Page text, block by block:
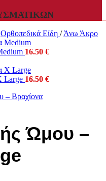
Ορθοπεδικά Είδη / Άνω Άκρο
16.50 €
Large 16.50 €
Ώμου –